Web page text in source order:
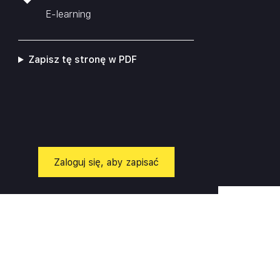
E-learning
Zapisz tę stronę w PDF
Zaloguj się, aby zapisać